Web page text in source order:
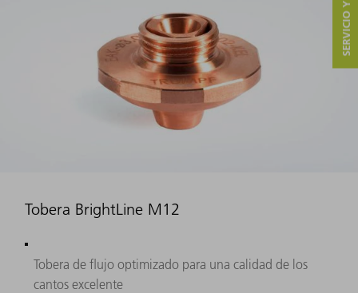
Tobera BrightLine M12
Tobera de flujo optimizado para una calidad de los
cantos excelente